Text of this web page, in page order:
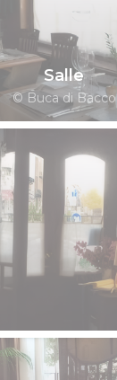
Salle
© Buca di Bacco